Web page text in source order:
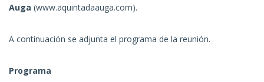
Auga (www.aquintadaauga.com).
A continuación se adjunta el programa de la reunión.
Programa